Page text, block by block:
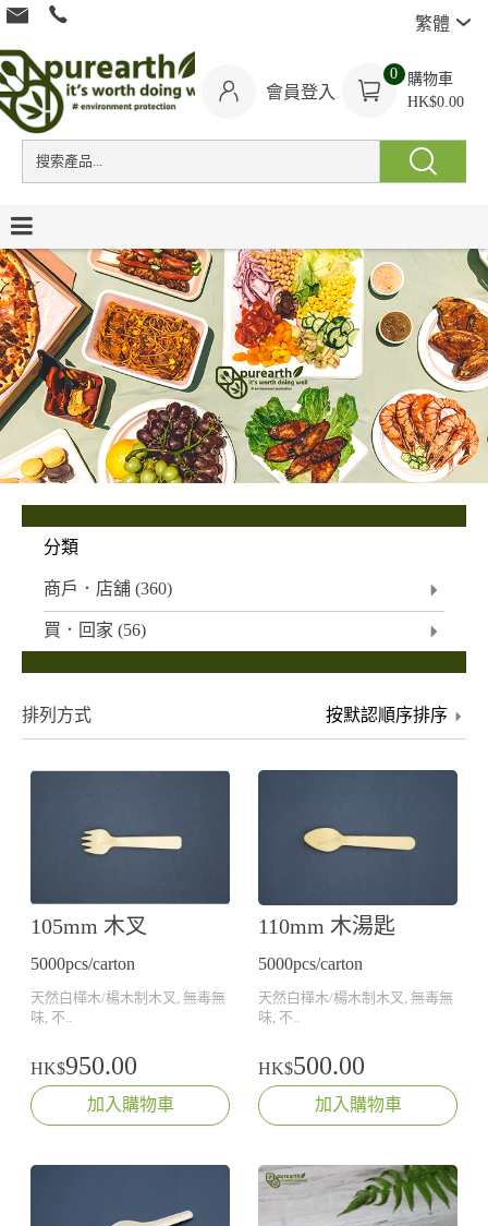
繁體
會員登入
0
購物車
HK$0.00
分類
商戶．店舖 (360)
買．回家 (56)
排列方式
105mm 木叉
5000pcs/carton
天然白樺木/楊木制木叉, 無毒無
味, 不..
HK$950.00
加入購物車
110mm 木湯匙
5000pcs/carton
天然白樺木/楊木制木叉, 無毒無
味, 不..
HK$500.00
加入購物車